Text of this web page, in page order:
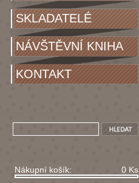
SKLADATELÉ
NÁVŠTĚVNÍ KNIHA
KONTAKT
Nákupní košík: 0 Ks